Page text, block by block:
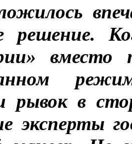
решение.
вместо
рывок в
эксперты